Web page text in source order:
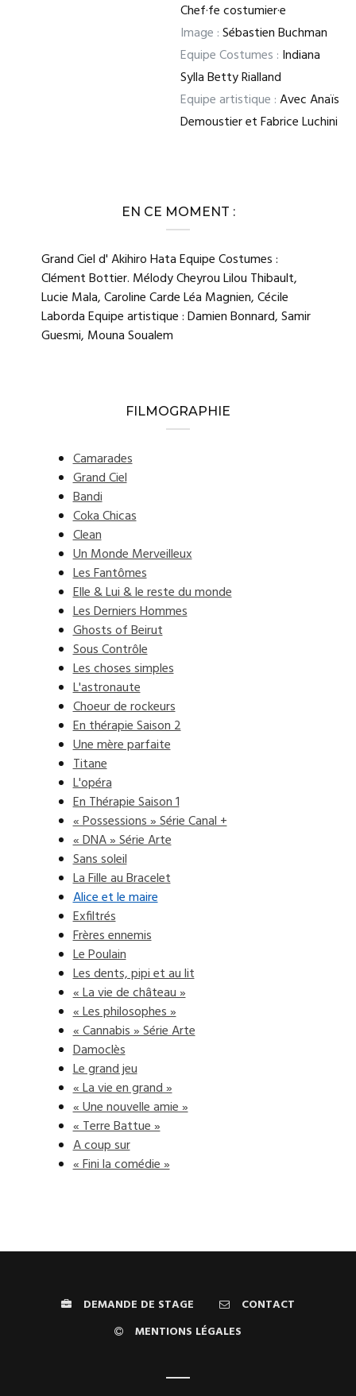
Chef·fe costumier·e
Image :Sébastien Buchman
Equipe Costumes : Indiana
Sylla Betty Rialland
Equipe artistique :Avec Anaïs
Demoustier et Fabrice Luchini
EN CE MOMENT :
Grand Ciel d' Akihiro Hata Equipe Costumes :
Clément Bottier. Mélody Cheyrou Lilou Thibault,
Lucie Mala, Caroline Carde Léa Magnien, Cécile
Laborda Equipe artistique : Damien Bonnard, Samir
Guesmi, Mouna Soualem
FILMOGRAPHIE
Camarades
Grand Ciel
Bandi
Coka Chicas
Clean
Un Monde Merveilleux
Les Fantômes
Elle & Lui & le reste du monde
Les Derniers Hommes
Ghosts of Beirut
Sous Contrôle
Les choses simples
L'astronaute
Choeur de rockeurs
En thérapie Saison 2
Une mère parfaite
Titane
L'opéra
En Thérapie Saison 1
« Possessions » Série Canal +
« DNA » Série Arte
Sans soleil
La Fille au Bracelet
Alice et le maire
Exfiltrés
Frères ennemis
Le Poulain
Les dents, pipi et au lit
« La vie de château »
« Les philosophes »
« Cannabis » Série Arte
Damoclès
Le grand jeu
« La vie en grand »
« Une nouvelle amie »
« Terre Battue »
A coup sur
« Fini la comédie »
DEMANDE DE STAGE
CONTACT
MENTIONS LÉGALES